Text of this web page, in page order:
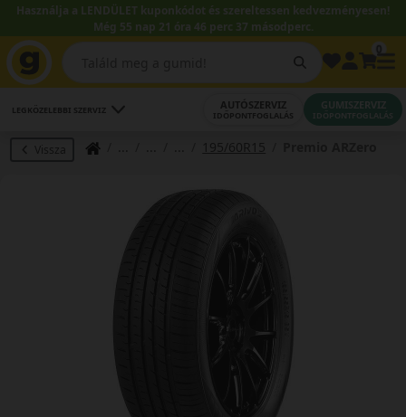
Használja a LENDÜLET kuponkódot és szereltessen kedvezményesen!
Még 55 nap 21 óra 46 perc 36 másodperc.
LEGKÖZELEBBI SZERVIZ AUTÓSZERVIZ
IDŐPONTFOGLALÁS
GUMISZERVIZ
IDŐPONTFOGLALÁS
Vissza 195/60R15